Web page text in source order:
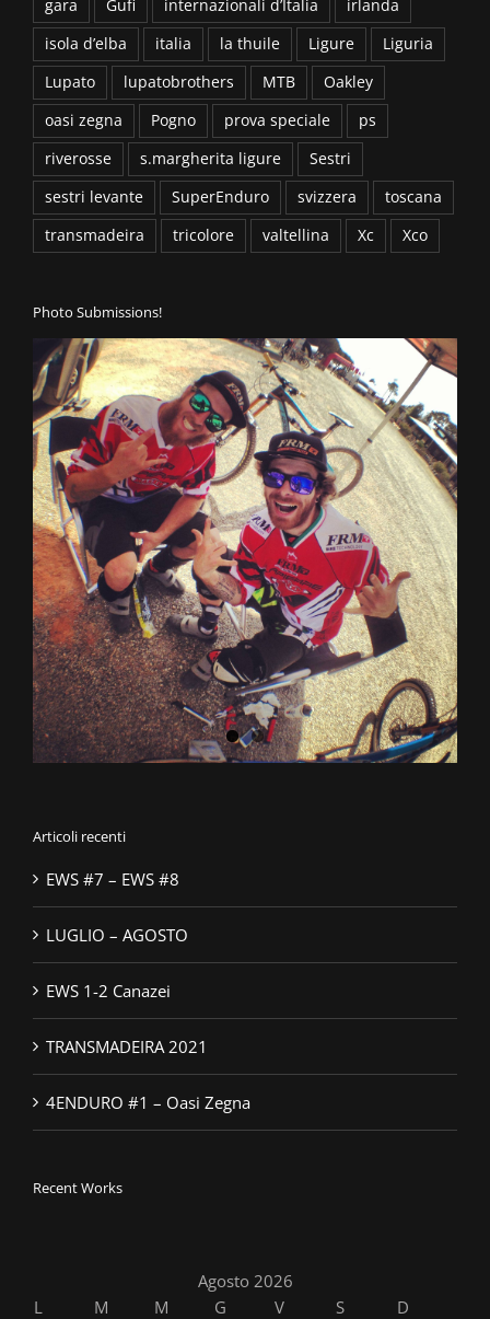
gara
Gufi internazionali d’Italia
irlanda
isola d’elba
italia la thuile Ligure
Liguria
Lupato
lupatobrothers MTB
Oakley
oasi zegna
Pogno prova speciale
ps
riverosse
s.margherita ligure
Sestri
sestri levante
SuperEnduro svizzera
toscana
transmadeira
tricolore valtellina Xc Xco
Photo Submissions!
Articoli recenti
EWS #7 – EWS #8
LUGLIO – AGOSTO
EWS 1-2 Canazei
TRANSMADEIRA 2021
4ENDURO #1 – Oasi Zegna
Recent Works
Agosto 2026
L
M M G V S D